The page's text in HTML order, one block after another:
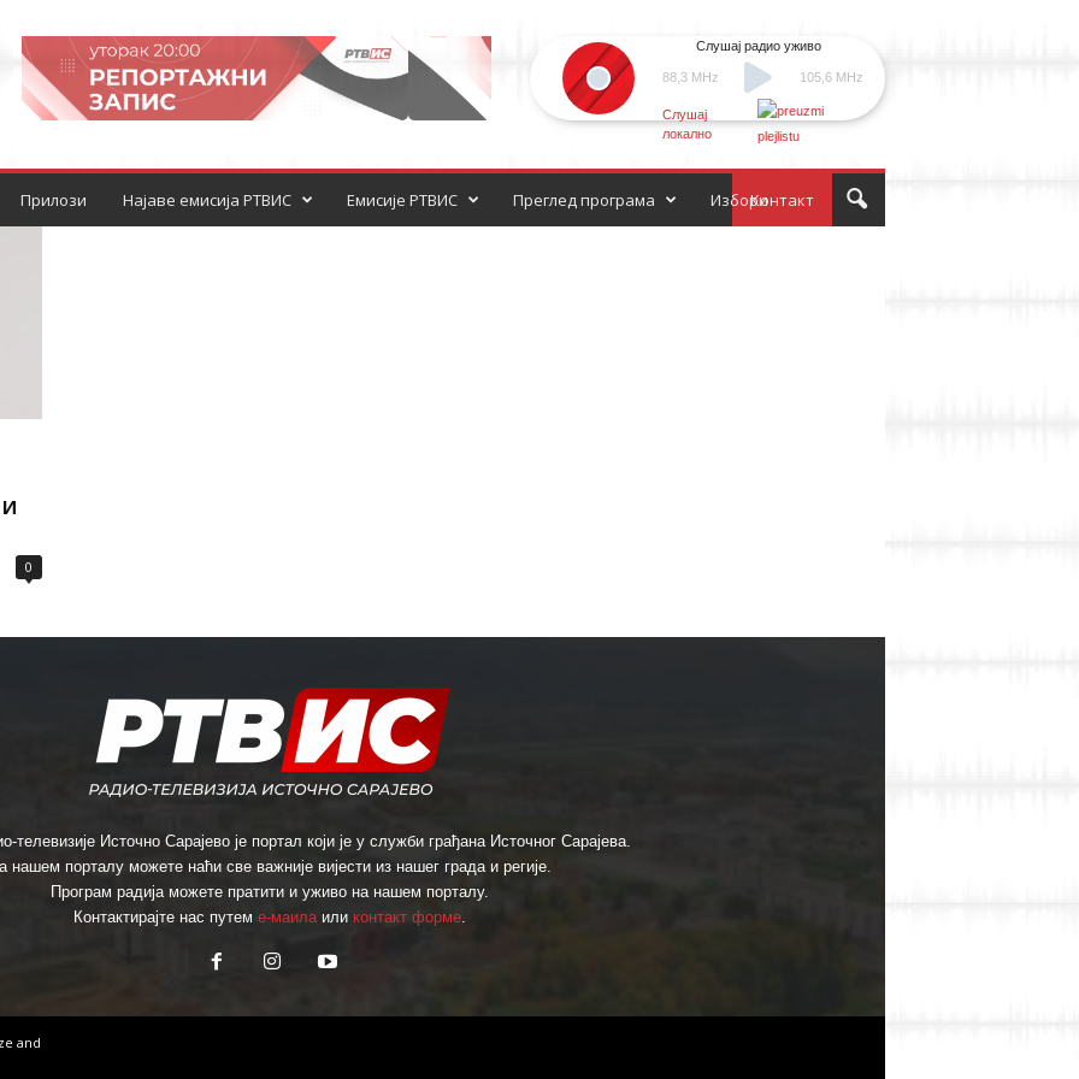
88,3 MHz
Слушај радио уживо
105,6 MHz
Слушај
локално
Прилози Најаве емисија РТВИС Емисије РТВИС Контакт
Преглед програма Избори
0
телевизије Источно Сарајево је портал који је у служби грађана Источног Сарајева.
нашем порталу можете наћи све важније вијести из нашег града и регије.
Програм радија можете пратити и уживо на нашем порталу.
Контактирајте нас путем е-маилаили контакт форме.
and